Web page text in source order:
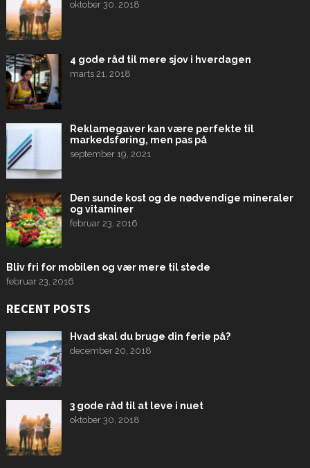
oktober 30, 2018
4 gode råd til mere sjov i hverdagen
marts 21, 2018
Reklamegaver kan være perfekte til
markedsføring, men pas på
september 19, 2021
Den sunde kost og de nødvendige mineraler
og vitaminer
februar 23, 2016
Bliv fri for mobilen og vær mere til stede
februar 23, 2016
RECENT POSTS
Hvad skal du bruge din ferie på?
december 20, 2018
3 gode råd til at leve i nuet
oktober 30, 2018